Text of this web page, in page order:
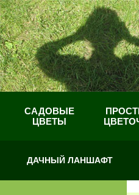
САДОВЫЕ
ЦВЕТЫ
ДАЧНЫЙ ЛАНШАФТ